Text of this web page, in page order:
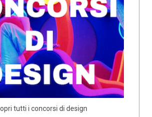
tutti i concorsi di design